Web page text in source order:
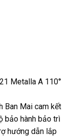
Metalla A 110°
Ban Mai cam kết
bảo hành bảo trì
hướng dẫn lắp